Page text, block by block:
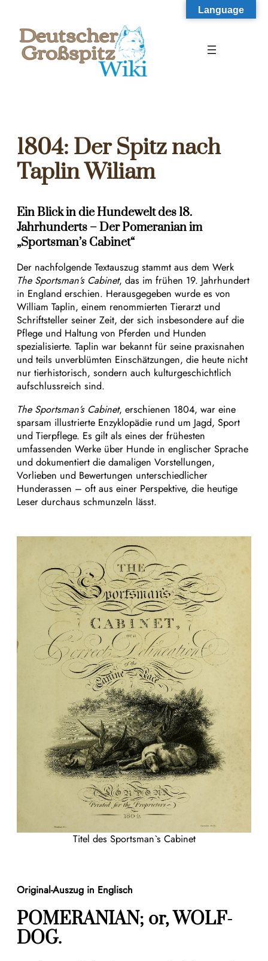
springen
1804: Der Spitz nach
Taplin Wiliam
Ein Blick in die Hundewelt des 18.
Jahrhunderts – Der Pomeranian im
„Sportsman’s Cabinet“
Der nachfolgende Textauszug stammt aus dem Werk
The Sportsman’s Cabinet, das im frühen 19. Jahrhundert
in England erschien. Herausgegeben wurde es von
William Taplin, einem renommierten Tierarzt und
Schriftsteller seiner Zeit, der sich insbesondere auf die
Pflege und Haltung von Pferden und Hunden
spezialisierte. Taplin war bekannt für seine praxisnahen
und teils unverblümten Einschätzungen, die heute nicht
nur tierhistorisch, sondern auch kulturgeschichtlich
aufschlussreich sind.
The Sportsman’s Cabinet, erschienen 1804, war eine
sparsam illustrierte Enzyklopädie rund um Jagd, Sport
und Tierpflege. Es gilt als eines der frühesten
umfassenden Werke über Hunde in englischer Sprache
und dokumentiert die damaligen Vorstellungen,
Vorlieben und Bewertungen unterschiedlicher
Hunderassen – oft aus einer Perspektive, die heutige
Leser durchaus schmunzeln lässt.
Titel des Sportsman`s Cabinet
Original-Auszug in Englisch
POMERANIAN; or, WOLF-
DOG.
Language